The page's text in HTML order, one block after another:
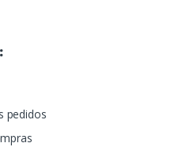
pedidos